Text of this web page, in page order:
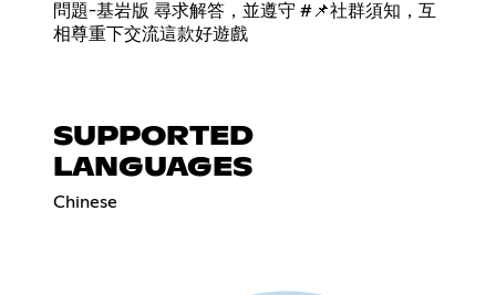
問題-基岩版 尋求解答，並遵守 #📌社群須知，互
相尊重下交流這款好遊戲
SUPPORTED
LANGUAGES
Chinese